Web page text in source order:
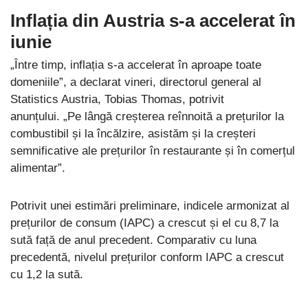
Inflația din Austria s-a accelerat în
iunie
„Între timp, inflația s-a accelerat în aproape toate
domeniile”, a declarat vineri, directorul general al
Statistics Austria, Tobias Thomas, potrivit
anunțului. „Pe lângă creșterea reînnoită a prețurilor la
combustibil și la încălzire, asistăm și la creșteri
semnificative ale prețurilor în restaurante și în comerțul
alimentar”.
Potrivit unei estimări preliminare, indicele armonizat al
prețurilor de consum (IAPC) a crescut și el cu 8,7 la
sută față de anul precedent. Comparativ cu luna
precedentă, nivelul prețurilor conform IAPC a crescut
cu 1,2 la sută.